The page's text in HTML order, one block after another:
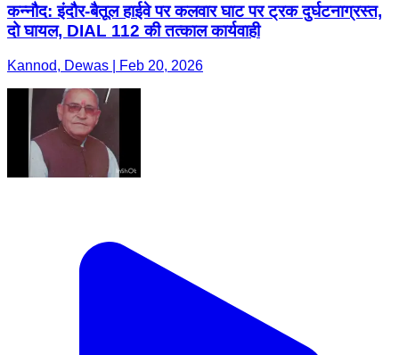
कन्नौद: इंदौर-बैतूल हाईवे पर कलवार घाट पर ट्रक दुर्घटनाग्रस्त,
दो घायल, DIAL 112 की तत्काल कार्यवाही
Kannod, Dewas | Feb 20, 2026